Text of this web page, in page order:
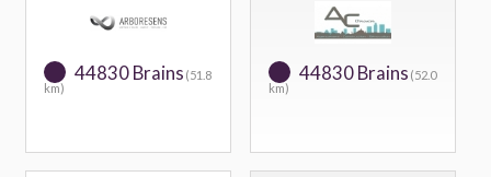
44830 Brains (51.8
km)
44830 Brains (52.0
km)